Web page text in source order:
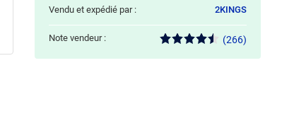
Vendu et expédié par : 2KINGS
Note vendeur : (266)